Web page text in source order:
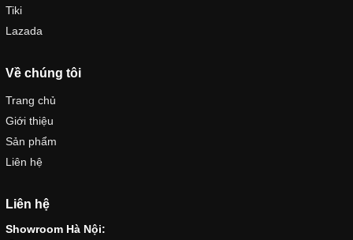
Tiki
Lazada
Về chúng tôi
Trang chủ
Giới thiệu
Sản phẩm
Liên hệ
Liên hệ
Showroom Hà Nội: